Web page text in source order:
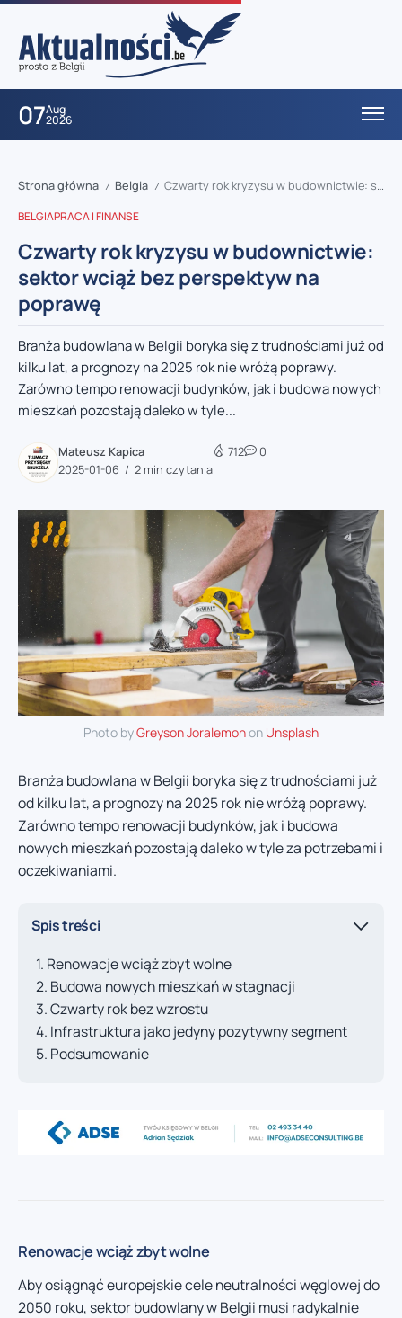
07Aug
2026
Strona główna / Belgia / Czwarty rok kryzysu w budownictwie: sektor wciąż bez perspektyw na poprawę
BELGIAPRACA I FINANSE
Czwarty rok kryzysu w budownictwie:
sektor wciąż bez perspektyw na
poprawę
Branża budowlana w Belgii boryka się z trudnościami już od
kilku lat, a prognozy na 2025 rok nie wróżą poprawy.
Zarówno tempo renowacji budynków, jak i budowa nowych
mieszkań pozostają daleko w tyle...
Mateusz Kapica
2025-01-06
2 min czytania
712 0
Photo byGreyson Joralemonon Unsplash
Branża budowlana w Belgii boryka się z trudnościami już
od kilku lat, a prognozy na 2025 rok nie wróżą poprawy.
Zarówno tempo renowacji budynków, jak i budowa
nowych mieszkań pozostają daleko w tyle za potrzebami i
oczekiwaniami.
Spis treści
Renowacje wciąż zbyt wolne
Budowa nowych mieszkań w stagnacji
Czwarty rok bez wzrostu
Infrastruktura jako jedyny pozytywny segment
Podsumowanie
Renowacje wciąż zbyt wolne
Aby osiągnąć europejskie cele neutralności węglowej do
2050 roku, sektor budowlany w Belgii musi radykalnie